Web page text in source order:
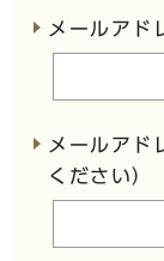
メールアド
メールアド
ください）